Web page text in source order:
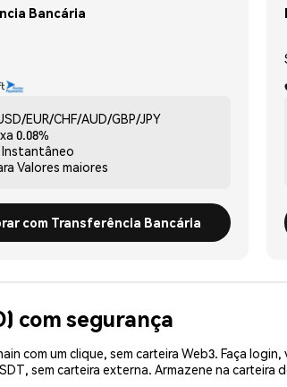
Bancária
EUR/CHF/AUD/GBP/JPY
0.08%
Instantâneo
Valores maiores
com Transferência Bancária
com segurança
com um clique, sem carteira Web3. Faça login,
sem carteira externa. Armazene na carteira